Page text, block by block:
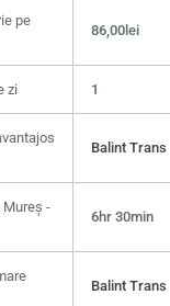
pe
86,00lei
zi 1
Balint Trans
Mureş -
6hr 30min
Balint Trans